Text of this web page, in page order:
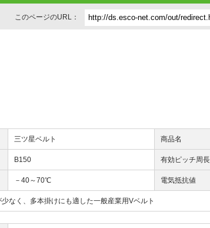
このページのURL：
三ツ星ベルト 商品名
B150 有効ピッチ周長
－40～70℃ 電気抵抗値
なく、多本掛けにも適した一般産業用Vベルト